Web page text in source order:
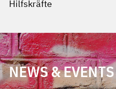
Hilfskräfte
NEWS & EVENTS